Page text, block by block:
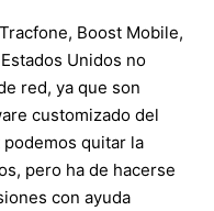
Boost Mobile,
Unidos no
red, ya que son
customizado del
quitar la
pero ha de hacerse
con ayuda